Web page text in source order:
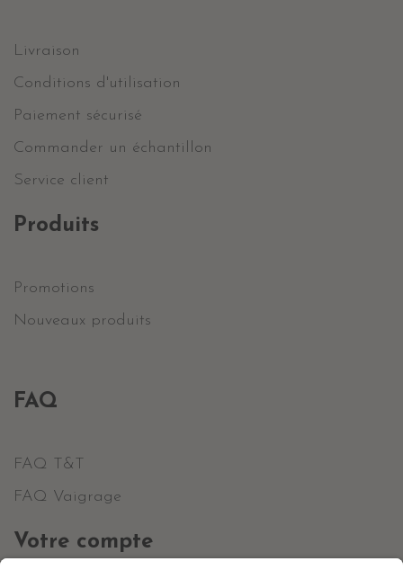
Livraison
Conditions d'utilisation
Paiement sécurisé
Commander un échantillon
Service client
Produits
Promotions
Nouveaux produits
FAQ
FAQ T&T
FAQ Vaigrage
Votre compte